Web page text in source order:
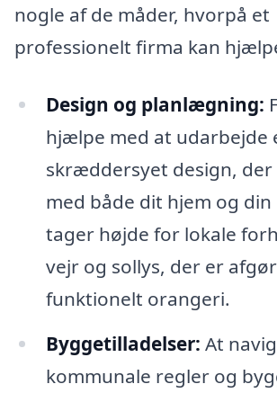
nogle af de måder, hvorpå et
professionelt firma kan
Design og planlægning:
hjælpe med at udarbejde
skræddersyet design,
med både dit hjem og din
tager højde for lokale
vejr og sollys, der er
funktionelt orangeri.
Byggetilladelser: At
kommunale regler og